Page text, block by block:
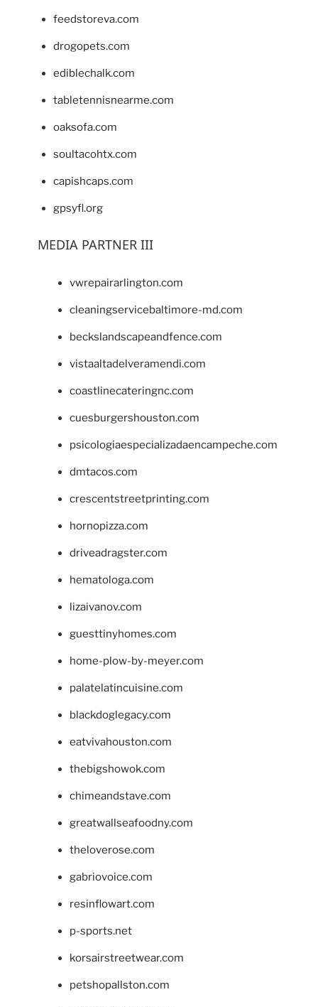
feedstoreva.com
drogopets.com
ediblechalk.com
tabletennisnearme.com
oaksofa.com
soultacohtx.com
capishcaps.com
gpsyfl.org
MEDIA PARTNER III
vwrepairarlington.com
cleaningservicebaltimore-md.com
beckslandscapeandfence.com
vistaaltadelveramendi.com
coastlinecateringnc.com
cuesburgershouston.com
psicologiaespecializadaencampeche.com
dmtacos.com
crescentstreetprinting.com
hornopizza.com
driveadragster.com
hematologa.com
lizaivanov.com
guesttinyhomes.com
home-plow-by-meyer.com
palatelatincuisine.com
blackdoglegacy.com
eatvivahouston.com
thebigshowok.com
chimeandstave.com
greatwallseafoodny.com
theloverose.com
gabriovoice.com
resinflowart.com
p-sports.net
korsairstreetwear.com
petshopallston.com